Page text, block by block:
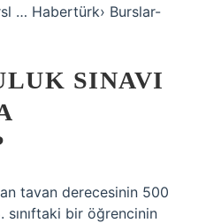
… Habertürk› Burslar-
SINAVI
tavan derecesinin 500
sınıftaki bir öğrencinin